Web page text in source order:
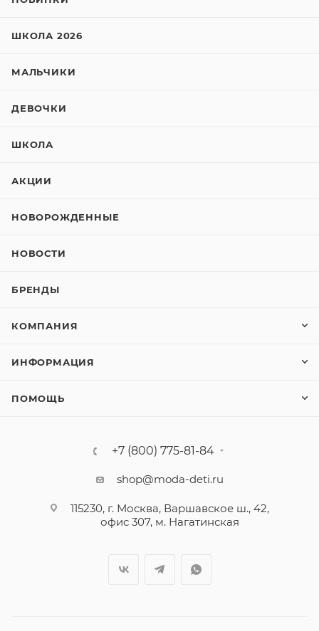
ШКОЛА 2026
МАЛЬЧИКИ
ДЕВОЧКИ
ШКОЛА
АКЦИИ
НОВОРОЖДЕННЫЕ
НОВОСТИ
БРЕНДЫ
КОМПАНИЯ
ИНФОРМАЦИЯ
ПОМОЩЬ
+7 (800) 775-81-84
shop@moda-deti.ru
115230, г. Москва, Варшавское ш., 42,
офис 307, м. Нагатинская